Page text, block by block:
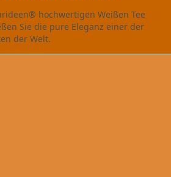
hochwertigen Weißen Tee
Sie die pure Eleganz einer der
der Welt.